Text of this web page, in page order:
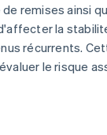
remises ainsi
la
récurrents.
le risque